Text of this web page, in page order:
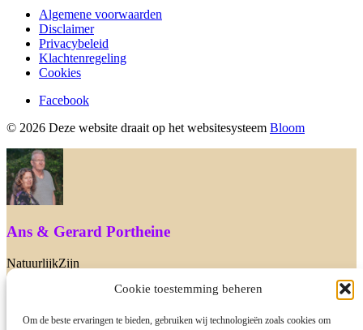
Cookie toestemming beheren
Om de beste ervaringen te bieden, gebruiken wij technologieën zoals cookies om
Algemene voorwaarden
Disclaimer
Privacybeleid
Klachtenregeling
Cookies
Facebook
© 2026 Deze website draait op het websitesysteem Bloom
Ans & Gerard Portheine
NatuurlijkZijn
We zijn er nu niet. Heb je een vraag dan mag je ons ook mailen via
Gerard in. Dat mag natuurlijk ook! Tot snel